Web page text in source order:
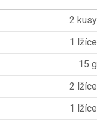
2 kusy
1 lžíce
15 g
2 lžíce
1 lžíce